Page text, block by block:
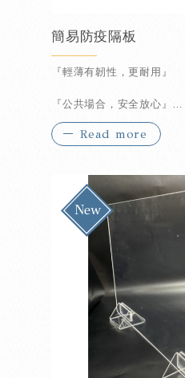
簡易防疫隔板
『輕薄有韌性，更耐用』
『公共場合，安全放心』
『可酒精擦拭可水洗』
『環保不刺激，安全放心』
Read more